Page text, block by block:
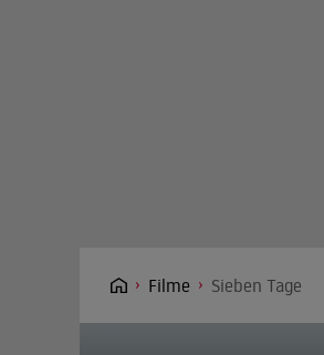
Filme Sieben Tage